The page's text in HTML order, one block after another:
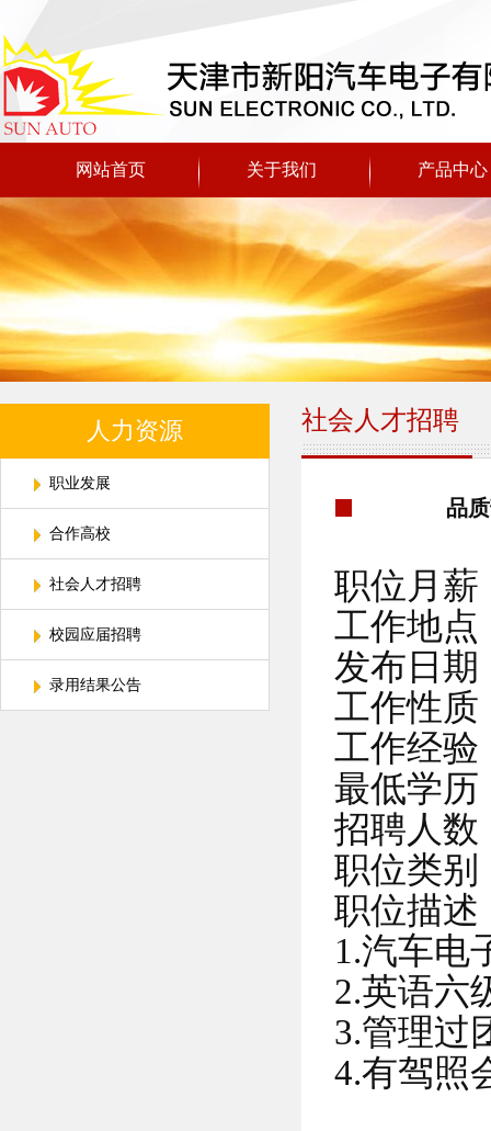
网站首页 关于我们 产品中心
人力资源
职业发展
合作高校
社会人才招聘
校园应届招聘
录用结果公告
社会人才招聘
品
职位月薪
工作地点
发布日期
工作性质
工作经验
最低学历
招聘人数
职位类别
职位描述
1.汽车电
2.英语六
3.管理过
4.有驾照